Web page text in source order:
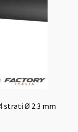
strati Ø 2.3 mm